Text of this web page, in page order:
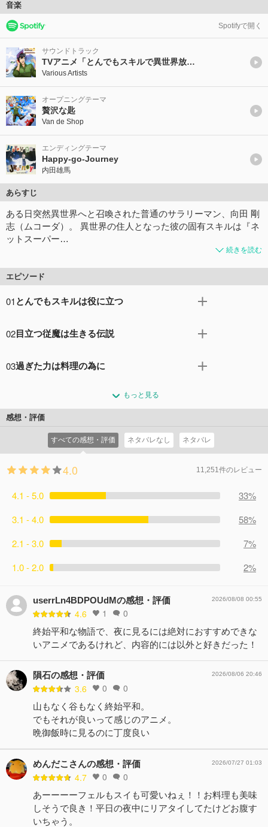
音楽
Spotifyで開く
サウンドトラック
TVアニメ「とんでもスキルで異世界放浪メシ」 オリジナル・サウンドトラック
Various Artists
オープニングテーマ
贅沢な匙
Van de Shop
エンディングテーマ
Happy-go-Journey
内田雄馬
あらすじ
ある日突然異世界へと召喚された普通のサラリーマン、向田 剛
志（ムコーダ）。 異世界の住人となった彼の固有スキルは『ネ
ットスーパー…
続きを読む
エピソード
01 とんでもスキルは役に立つ
なサラリーマンのムコーダ（向田剛志）。召喚の際に彼に
せることができる「ネットスーパー」という一見地味なも
02目立つ従魔は生きる伝説
と従魔契約を結んだムコーダは、次に立ち寄った街ファリ
ン・ウィルのメンバーと別れ、ギルドに向かうムコーダだ
ったが…。
コメント23件
03過ぎた力は料理の為に
初心者向けの依頼を受けることに。しかし依頼の途中でフ
ェルが狩ってきた魔物たちをギルドに出すとそのほどんど
コメント23件拍手91回
もっと見る
感想・評価
すべての感想・評価 ネタバレなし ネタバレ
4.0 11,251件のレビュー
4.1 - 5.0
33%
3.1 - 4.0
58%
2.1 - 3.0
7%
1.0 - 2.0
2%
userrLn4BDPOUdMの感想・評価
4.6 1 0
2026/08/08 00:55
終始平和な物語で、夜に見るには絶対におすすめできな
いアニメであるけれど、内容的には以外と好きだった！
隕石の感想・評価
3.6 0 0
2026/08/06 20:46
山もなく谷もなく終始平和。
でもそれが良いって感じのアニメ。
晩御飯時に見るのに丁度良い
めんだこさんの感想・評価
4.7 0 0
2026/07/27 01:03
あーーーーフェルもスイも可愛いねぇ！！お料理も美味
しそうで良き！平日の夜中にリアタイしてたけどお腹す
いちゃう。